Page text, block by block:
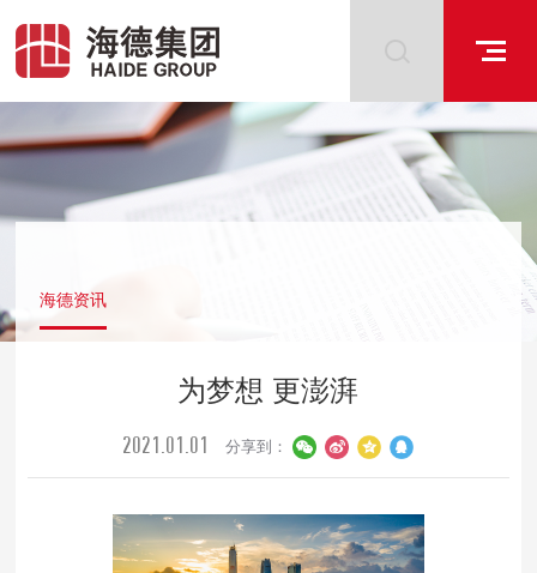
海德资讯
为梦想 更澎湃
2021.01.01 分享到：